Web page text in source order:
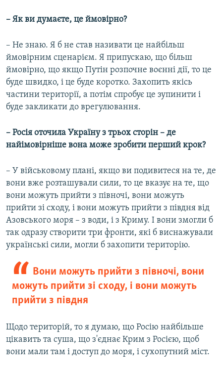
– Як ви думаєте, це ймовірно?
– Не знаю. Я б не став називати це найбільш
ймовірним сценарієм. Я припускаю, що більш
ймовірно, що якщо Путін розпочне воєнні дії, то це
буде швидко, і це буде коротко. Захопить якісь
частини території, а потім спробує це зупинити і
буде закликати до врегулювання.
– Росія оточила Україну з трьох сторін – де
найімовірніше вона може зробити перший крок?
– У військовому плані, якщо ви подивитеся на те, де
вони вже розташували сили, то це вказує на те, що
вони можуть прийти з півночі, вони можуть
прийти зі сходу, і вони можуть прийти з півдня від
Азовського моря – з води, і з Криму. І вони змогли б
так одразу створити три фронти, які б виснажували
українські сили, могли б захопити територію.
Вони можуть прийти з півночі, вони
можуть прийти зі сходу, і вони можуть
прийти з півдня
Щодо територій, то я думаю, що Росію найбільше
цікавить та суша, що з'єднає Крим з Росією, щоб
вони мали там і доступ до моря, і сухопутний міст.